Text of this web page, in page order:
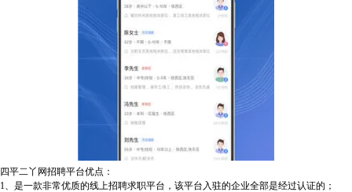
四平二丫网招聘平台优点：
1、是一款非常优质的线上招聘求职平台，该平台入驻的企业全部是经过认证的；